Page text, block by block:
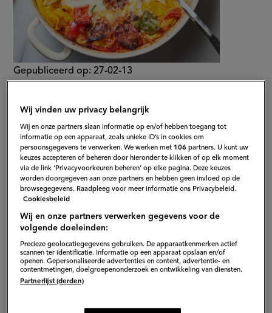
Gepubliceerd op: 27-02-13
Wij vinden uw privacy belangrijk
Wij en onze partners slaan informatie op en/of hebben toegang tot
informatie op een apparaat, zoals unieke ID’s in cookies om
persoonsgegevens te verwerken. We werken met 106 partners. U kunt uw
keuzes accepteren of beheren door hieronder te klikken of op elk moment
via de link ‘Privacyvoorkeuren beheren’ op elke pagina. Deze keuzes
worden doorgegeven aan onze partners en hebben geen invloed op de
browsegegevens. Raadpleeg voor meer informatie ons Privacybeleid.
Cookiesbeleid
Wij en onze partners verwerken gegevens voor de
volgende doeleinden:
Precieze geolocatiegegevens gebruiken. De apparaatkenmerken actief
scannen ter identificatie. Informatie op een apparaat opslaan en/of
openen. Gepersonaliseerde advertenties en content, advertentie- en
contentmetingen, doelgroepenonderzoek en ontwikkeling van diensten.
Partnerlijst (derden)